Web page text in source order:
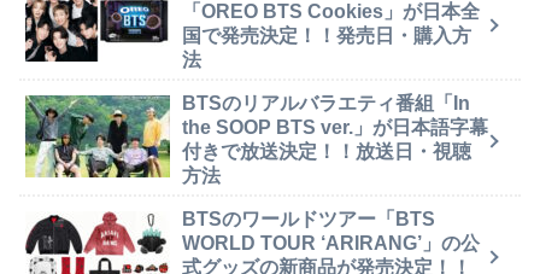
「OREO BTS Cookies」が日本全
国で発売決定！！発売日・購入方
法
BTSのリアルバラエティ番組「In
the SOOP BTS ver.」が日本語字幕
付きで放送決定！！放送日・視聴
方法
BTSのワールドツアー「BTS
WORLD TOUR ‘ARIRANG’」の公
式グッズの新商品が発売決定！！